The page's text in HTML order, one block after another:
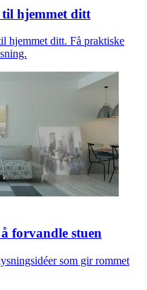
til hjemmet ditt
hjemmet ditt. Få praktiske
forvandle stuen
som gir rommet